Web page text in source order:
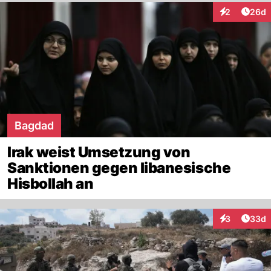
2
Interaktionen
26d
Bagdad
Irak weist Umsetzung von
Sanktionen gegen libanesische
Hisbollah an
3
Interaktionen
33d